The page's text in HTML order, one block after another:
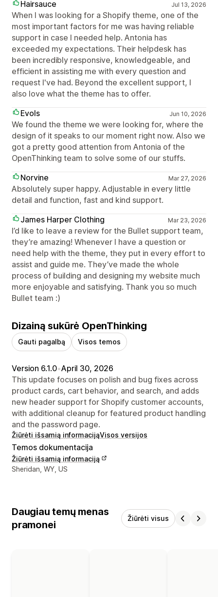
Hairsauce Jul 13, 2026
When I was looking for a Shopify theme, one of the
most important factors for me was having reliable
support in case I needed help. Antonia has
exceeded my expectations. Their helpdesk has
been incredibly responsive, knowledgeable, and
efficient in assisting me with every question and
request I've had. Beyond the excellent support, I
also love what the theme has to offer.
Evols
Jun 10, 2026
We found the theme we were looking for, where the
design of it speaks to our moment right now. Also we
got a pretty good attention from Antonia of the
OpenThinking team to solve some of our stuffs.
Norvine
Mar 27, 2026
Absolutely super happy. Adjustable in every little
detail and function, fast and kind support.
James Harper Clothing
Mar 23, 2026
I’d like to leave a review for the Bullet support team,
they’re amazing! Whenever I have a question or
need help with the theme, they put in every effort to
assist and guide me. They’ve made the whole
process of building and designing my website much
more enjoyable and satisfying. Thank you so much
Bullet team :)
Dizainą sukūrė OpenThinking
Gauti pagalbą Visos temos
Version 6.1.0•April 30, 2026
This update focuses on polish and bug fixes across
product cards, cart behavior, and search, and adds
new header support for Shopify customer accounts,
with additional cleanup for featured product handling
and the password page.
Žiūrėti išsamią informacijąVisos versijos
Temos dokumentacija
Žiūrėti išsamią informaciją
Kūrėjo kontaktiniai duomenys
Sheridan, WY, US
Daugiau temų menas
pramonei
Žiūrėti visus